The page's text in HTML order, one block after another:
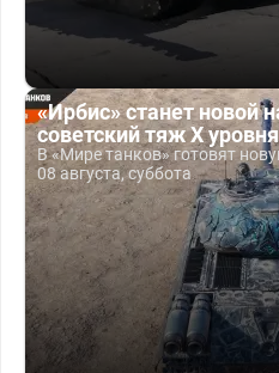
«Ирбис» станет новой
советский тяж X
В «Мире танков» готовят
08 августа, суббота